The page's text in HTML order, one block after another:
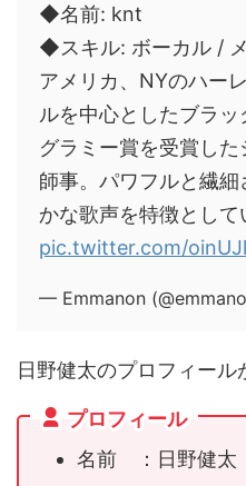
◆名前: knt
◆スキル: ボーカル /
アメリカ、NYのハー
ルを中心としたブラッ
グラミー賞を受賞し
師事。パワフルと繊
かな歌声を特徴として
pic.twitter.com/
— Emmanon
日野健太のプロフィール
プロフィール
名前 ：日野健太